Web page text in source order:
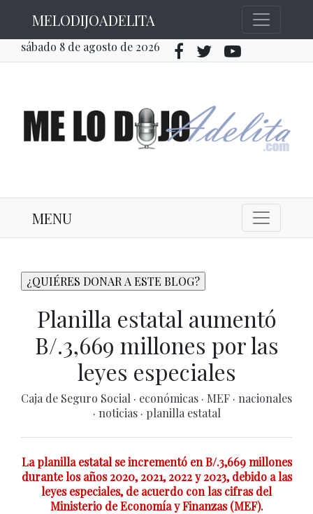
MELODIJOADELITA
sábado 8 de agosto de 2026
MENU
Planilla estatal aumentó
B/.3,669 millones por las
leyes especiales
Caja de Seguro Social · económicas · MEF · nacionales
· noticias · planilla estatal
La planilla estatal se incrementó en B/.3,669 millones
durante los años 2020, 2021, 2022 y 2023, debido a las
leyes especiales, de acuerdo con las cifras del
Ministerio de Economía y Finanzas (MEF).